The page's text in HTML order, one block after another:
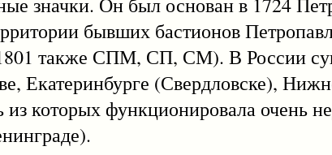
бывших бастионов
также СПМ, СП, СМ). В России
Екатеринбурге (Свердловске),
которых функционировала очень